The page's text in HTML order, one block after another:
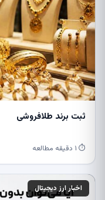
ثبت برند طلافروشی
⏱ ۱ دقیقه مطالعه
اخبار ارز دیجیتال